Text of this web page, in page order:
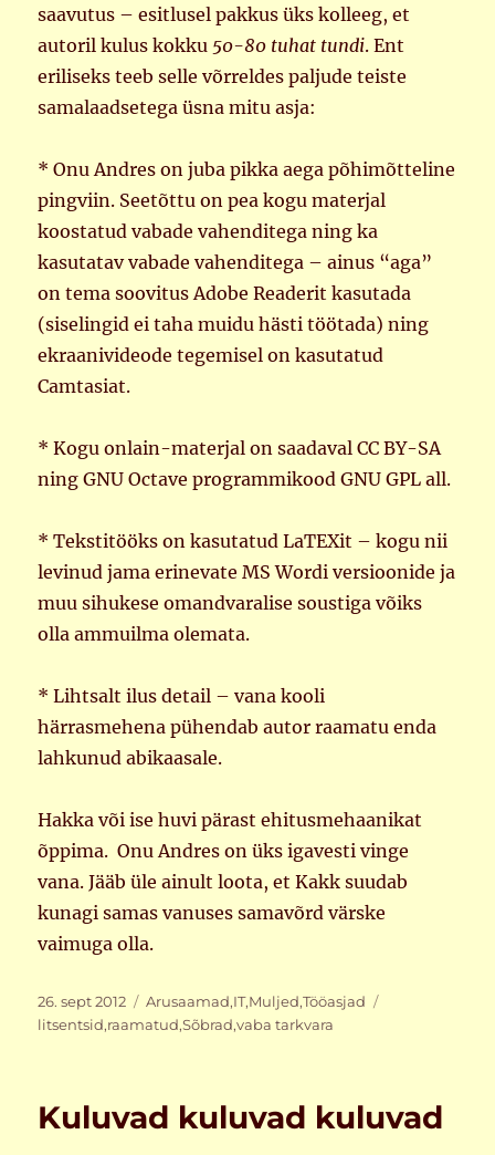
saavutus – esitlusel pakkus üks kolleeg, et
autoril kulus kokku 50-80 tuhat tundi. Ent
eriliseks teeb selle võrreldes paljude teiste
samalaadsetega üsna mitu asja:
* Onu Andres on juba pikka aega põhimõtteline
pingviin. Seetõttu on pea kogu materjal
koostatud vabade vahenditega ning ka
kasutatav vabade vahenditega – ainus “aga”
on tema soovitus Adobe Readerit kasutada
(siselingid ei taha muidu hästi töötada) ning
ekraanivideode tegemisel on kasutatud
Camtasiat.
* Kogu onlain-materjal on saadaval CC BY-SA
ning GNU Octave programmikood GNU GPL all.
* Tekstitööks on kasutatud LaTEXit – kogu nii
levinud jama erinevate MS Wordi versioonide ja
muu sihukese omandvaralise soustiga võiks
olla ammuilma olemata.
* Lihtsalt ilus detail – vana kooli
härrasmehena pühendab autor raamatu enda
lahkunud abikaasale.
Hakka või ise huvi pärast ehitusmehaanikat
õppima. Onu Andres on üks igavesti vinge
vana. Jääb üle ainult loota, et Kakk suudab
kunagi samas vanuses samavõrd värske
vaimuga olla.
Postitatud
26. sept 2012 Rubriigid
Arusaamad,IT,Muljed,Tööasjad
litsentsid,raamatud,Sõbrad,vaba tarkvara
Kuluvad kuluvad kuluvad